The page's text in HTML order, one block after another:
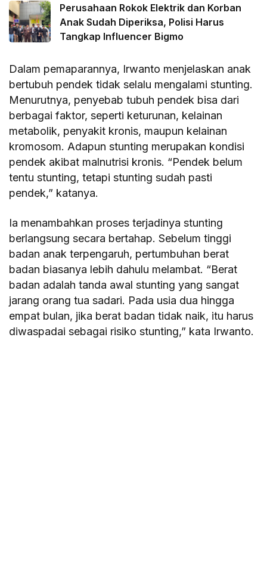
Perusahaan Rokok Elektrik dan Korban
Anak Sudah Diperiksa, Polisi Harus
Tangkap Influencer Bigmo
Dalam pemaparannya, Irwanto menjelaskan anak
bertubuh pendek tidak selalu mengalami stunting.
Menurutnya, penyebab tubuh pendek bisa dari
berbagai faktor, seperti keturunan, kelainan
metabolik, penyakit kronis, maupun kelainan
kromosom. Adapun stunting merupakan kondisi
pendek akibat malnutrisi kronis. “Pendek belum
tentu stunting, tetapi stunting sudah pasti
pendek,” katanya.
Ia menambahkan proses terjadinya stunting
berlangsung secara bertahap. Sebelum tinggi
badan anak terpengaruh, pertumbuhan berat
badan biasanya lebih dahulu melambat. “Berat
badan adalah tanda awal stunting yang sangat
jarang orang tua sadari. Pada usia dua hingga
empat bulan, jika berat badan tidak naik, itu harus
diwaspadai sebagai risiko stunting,” kata Irwanto.